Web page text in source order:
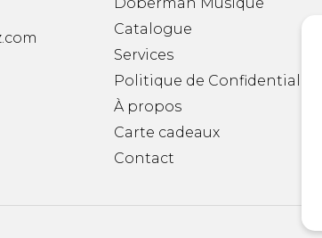
Catalogue
Services
Politique de Confidentialité
À propos
Carte cadeaux
Contact